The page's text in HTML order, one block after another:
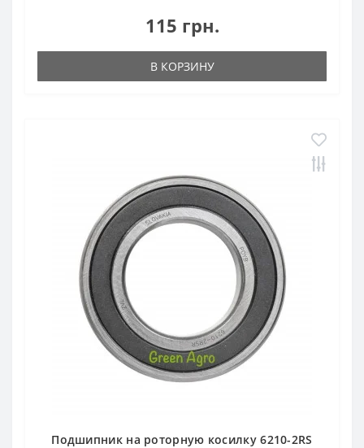
115 грн.
В КОРЗИНУ
Подшипник на роторную косилку 6210-2RS